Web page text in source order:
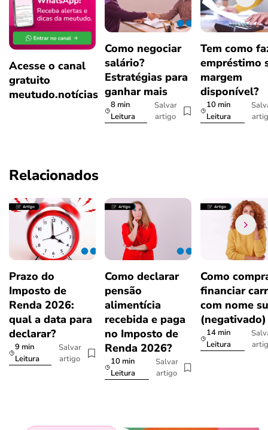
Acesse o canal
gratuito
meutudo.notícias
Como negociar
salário?
Estratégias para
ganhar mais
8 min
Leitura
Salvar
artigo
Tem como
empréstimo
margem
disponível?
10 min
Leitura
Relacionados
Prazo do
Imposto de
Renda 2026:
qual a data para
declarar?
9 min
Leitura
Salvar
artigo
Como declarar
pensão
alimentícia
recebida e paga
no Imposto de
Renda 2026?
10 min
Leitura
Salvar
artigo
Como
financiar
com nome
(negativado)
14 min
Leitura